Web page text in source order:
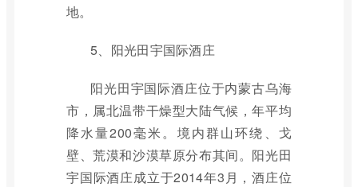
地。
5、阳光田宇国际酒庄
阳光田宇国际酒庄位于内蒙古乌海
市，属北温带干燥型大陆气候，年平均
降水量200毫米。境内群山环绕、戈
壁、荒漠和沙漠草原分布其间。阳光田
宇国际酒庄成立于2014年3月，酒庄位